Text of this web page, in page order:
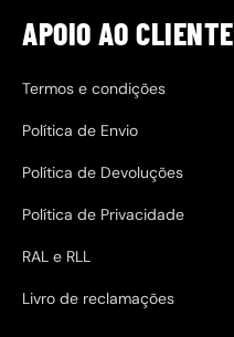
APOIO AO CLIENTE
Termos e condições
Política de Envio
Política de Devoluções
Política de Privacidade
RAL e RLL
Livro de reclamações